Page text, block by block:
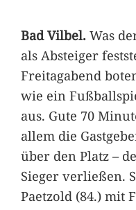
Bad Vilbel.Was
als Absteiger
Freitagabend
wie ein
aus. Gute 70
allem die
über den Platz –
Sieger verließen.
Paetzold (84.) mit